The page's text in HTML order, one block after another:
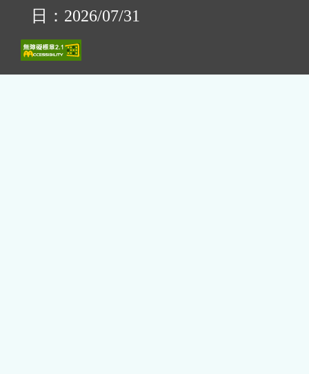
日：2026/07/31